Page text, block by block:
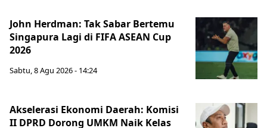
John Herdman: Tak Sabar Bertemu
Singapura Lagi di FIFA ASEAN Cup
2026
Sabtu, 8 Agu 2026 - 14:24
Akselerasi Ekonomi Daerah: Komisi
II DPRD Dorong UMKM Naik Kelas